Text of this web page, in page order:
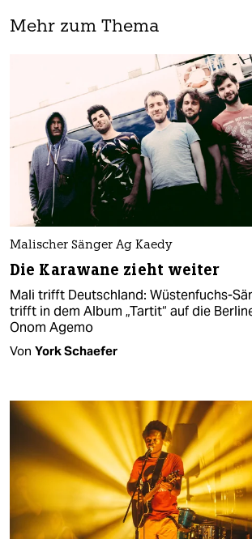
Mehr zum Thema
Malischer Sänger Ag Kaedy
Die Karawane zieht weiter
Mali trifft Deutschland: Wüstenfuchs-
trifft in dem Album „Tartit“ auf die
Onom Agemo
Von York Schaefer